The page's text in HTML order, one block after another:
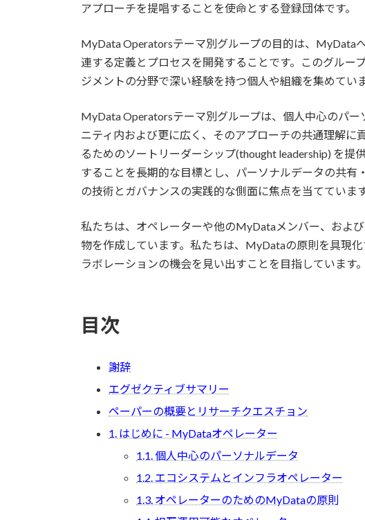
アプローチを提唱することを使命とする登録団体です。
MyData Operatorsテーマ別グループの目的は、MyData
連する定義とプロセスを開発することです。このグル
ジメントの分野で深い経験を持つ個人や組織を集めてい
MyData Operatorsテーマ別グループは、個人中心のパ
ニティ内および更に広く、そのアプローチの共通理解
るためのソートリーダーシップ(thought leadership) を
することを長期的な目標とし、パーソナルデータの共
の技術とガバナンスの実践的な側面に焦点を当てています
私たちは、オペレーターや他のMyDataメンバー、およ
物を作成しています。私たちは、MyDataの原則を具現
ラボレーションの機会を見い出すことを目指しています。
目次
謝辞
エグゼクティブサマリー
ペーパーの概要とリサーチクエスチョン
1. はじめに - MyDataオペレーター
1.1. 個人中心のパーソナルデータ
1.2. エコシステムとインフラオペレーター
1.3. オペレーターのためのMyDataの原則